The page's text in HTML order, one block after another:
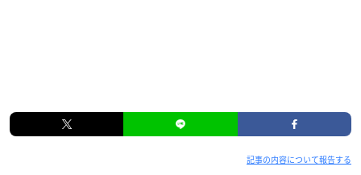
記事の内容について報告する